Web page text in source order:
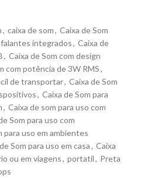
, caixa de som, Caixa de Som
integrados, Caixa de
, Caixa de Som com design
com potência de 3W RMS,
de transportar, Caixa de Som
, Caixa de Som para
, Caixa de som para uso com
Som para uso com
para uso em ambientes
Som para uso em casa, Caixa
ou em viagens, portatil, Preta